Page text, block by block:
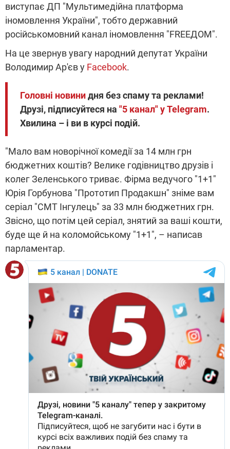
виступає ДП "Мультимедійна платформа
іномовлення України", тобто державний
російськомовний канал іномовлення "FREEДОМ".
На це звернув увагу народний депутат України
Володимир Ар'єв у Facebook.
Головні новинидня без спаму та реклами!
Друзі, підписуйтеся на "5 канал" у Telegram.
Хвилина – і ви в курсі подій.
"Мало вам новорічної комедії за 14 млн грн
бюджетних коштів? Велике годівництво друзів і
колег Зеленського триває. Фірма ведучого "1+1"
Юрія Горбунова "Прототип Продакшн" зніме вам
серіал "СМТ Інгулець" за 33 млн бюджетних грн.
Звісно, що потім цей серіал, знятий за ваші кошти,
буде ще й на коломойському "1+1", – написав
парламентар.